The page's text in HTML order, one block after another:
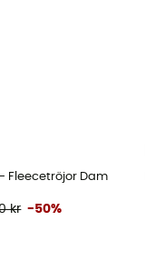
Fleecetröjor Dam
kr -50%